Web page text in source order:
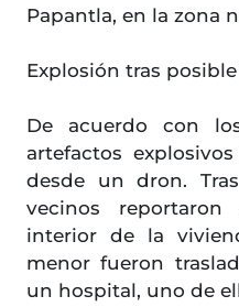
Papantla, en la zona
Explosión tras
De acuerdo con
artefactos
desde un dron.
vecinos
interior de la
menor fueron
un hospital, uno de